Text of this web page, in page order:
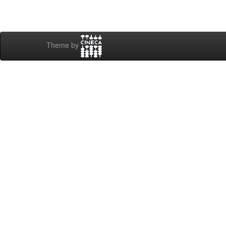
Theme by